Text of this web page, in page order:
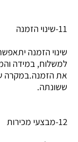
11-שינוי הזמנה
שינוי הזמנה
למשלוח, במידה
את הזמנה.במקרה
ששונתה.
12-מבצעי מכירות